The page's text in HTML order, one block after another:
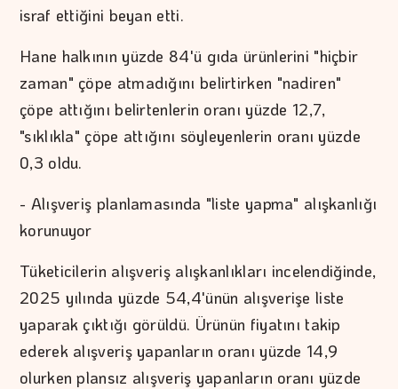
israf ettiğini beyan etti.
Hane halkının yüzde 84'ü gıda ürünlerini "hiçbir
zaman" çöpe atmadığını belirtirken "nadiren"
çöpe attığını belirtenlerin oranı yüzde 12,7,
"sıklıkla" çöpe attığını söyleyenlerin oranı yüzde
0,3 oldu.
- Alışveriş planlamasında "liste yapma" alışkanlığı
korunuyor
Tüketicilerin alışveriş alışkanlıkları incelendiğinde,
2025 yılında yüzde 54,4'ünün alışverişe liste
yaparak çıktığı görüldü. Ürünün fiyatını takip
ederek alışveriş yapanların oranı yüzde 14,9
olurken plansız alışveriş yapanların oranı yüzde